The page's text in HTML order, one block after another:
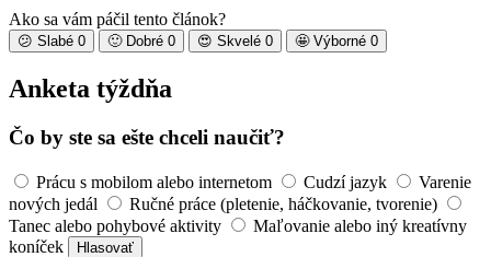
Ako sa vám páčil tento článok?
😕 Slabé 0 🙂 Dobré 0 😍 Skvelé 0 🤩 Výborné 0
Anketa týždňa
Čo by ste sa ešte chceli naučiť?
Prácu s mobilom alebo internetom Cudzí jazyk
Varenie
nových jedál
Ručné práce (pletenie, háčkovanie, tvorenie)
Tanec alebo pohybové aktivity
Maľovanie alebo iný kreatívny
koníček
Hlasovať